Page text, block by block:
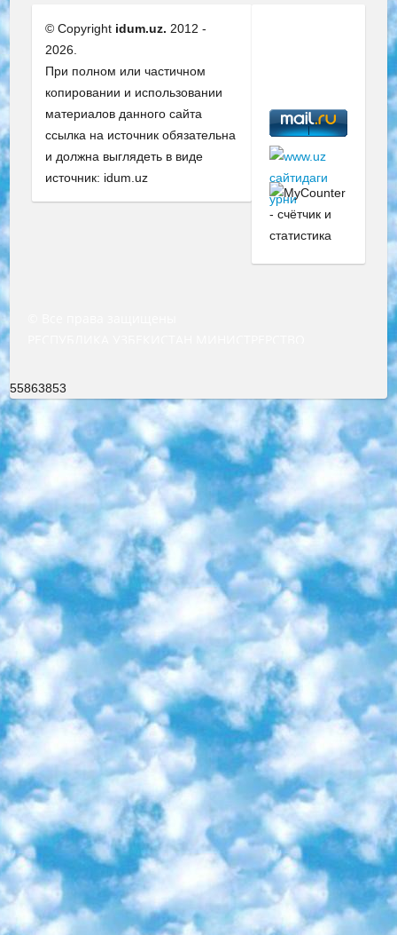
© Copyright idum.uz. 2012 -
2026.
При полном или частичном
копировании и использовании
материалов данного сайта
ссылка на источник обязательна
и должна выглядеть в виде
источник: idum.uz
55863853